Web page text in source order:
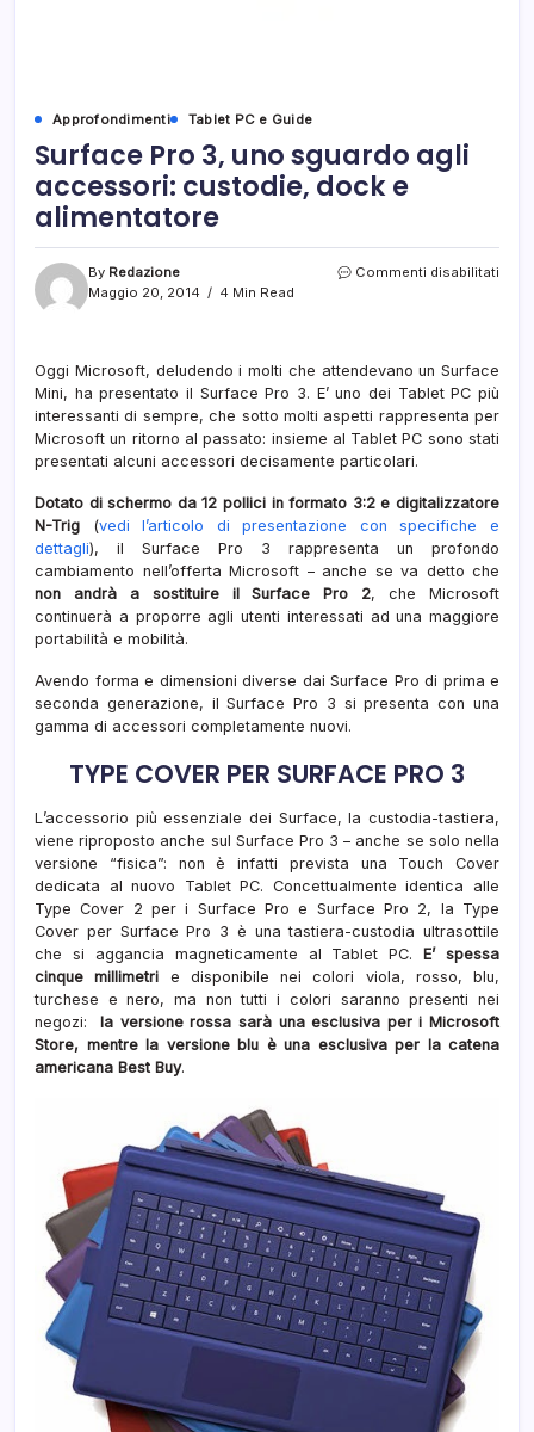
Approfondimenti Tablet PC e Guide
Surface Pro 3, uno sguardo agli
accessori: custodie, dock e
alimentatore
By Redazione
Maggio 20, 2014
4 Min Read
Commenti disabilitati
Oggi Microsoft, deludendo i molti che attendevano un Surface
Mini, ha presentato il Surface Pro 3. E’ uno dei Tablet PC più
interessanti di sempre, che sotto molti aspetti rappresenta per
Microsoft un ritorno al passato: insieme al Tablet PC sono stati
presentati alcuni accessori decisamente particolari.
Dotato di schermo da 12 pollici in formato 3:2 e digitalizzatore
N-Trig (vedi l’articolo di presentazione con specifiche e
dettagli), il Surface Pro 3 rappresenta un profondo
cambiamento nell’offerta Microsoft – anche se va detto che
non andrà a sostituire il Surface Pro 2, che Microsoft
continuerà a proporre agli utenti interessati ad una maggiore
portabilità e mobilità.
Avendo forma e dimensioni diverse dai Surface Pro di prima e
seconda generazione, il Surface Pro 3 si presenta con una
gamma di accessori completamente nuovi.
TYPE COVER PER SURFACE PRO 3
L’accessorio più essenziale dei Surface, la custodia-tastiera,
viene riproposto anche sul Surface Pro 3 – anche se solo nella
versione “fisica”: non è infatti prevista una Touch Cover
dedicata al nuovo Tablet PC. Concettualmente identica alle
Type Cover 2 per i Surface Pro e Surface Pro 2, la Type
Cover per Surface Pro 3 è una tastiera-custodia ultrasottile
che si aggancia magneticamente al Tablet PC. E’ spessa
cinque millimetri e disponibile nei colori viola, rosso, blu,
turchese e nero, ma non tutti i colori saranno presenti nei
negozi: la versione rossa sarà una esclusiva per i Microsoft
Store, mentre la versione blu è una esclusiva per la catena
americana Best Buy.